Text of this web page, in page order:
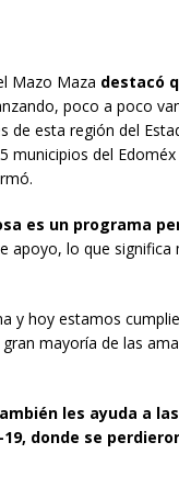
Mazo Maza destacó
poco a poco
de esta región del
del
es un programa
apoyo, lo que significa
y hoy estamos
mayoría de las
les ayuda a
donde se